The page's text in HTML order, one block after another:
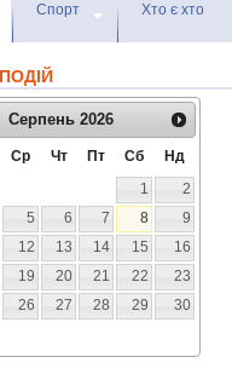
Спорт Хто є хто
Серпень 2026
Ср Чт Пт Сб
Нд
1
2
5 6 7 8
9
12 13 14 15
16
19 20 21 22
23
26 27 28 29
30